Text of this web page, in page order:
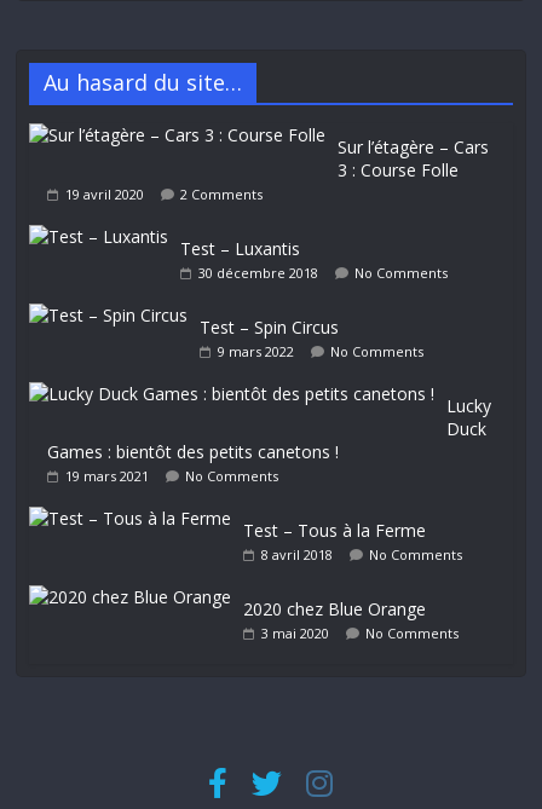
Au hasard du site…
Sur l’étagère – Cars
3 : Course Folle
19 avril 2020 2 Comments
Test – Luxantis
30 décembre 2018 No Comments
Test – Spin Circus
9 mars 2022 No Comments
Lucky
Duck
Games : bientôt des petits canetons !
19 mars 2021 No Comments
Test – Tous à la Ferme
8 avril 2018 No Comments
2020 chez Blue Orange
3 mai 2020 No Comments